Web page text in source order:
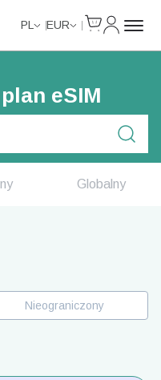
PL EUR
eSIM
Globalny
Nieograniczony